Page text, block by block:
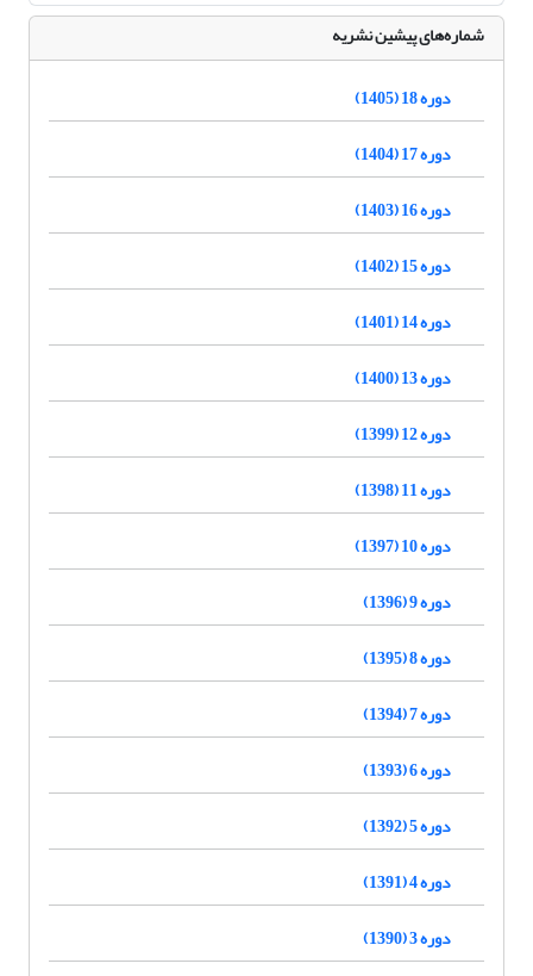
شماره‌های پیشین نشریه
دوره 18 (1405)
دوره 17 (1404)
دوره 16 (1403)
دوره 15 (1402)
دوره 14 (1401)
دوره 13 (1400)
دوره 12 (1399)
دوره 11 (1398)
دوره 10 (1397)
دوره 9 (1396)
دوره 8 (1395)
دوره 7 (1394)
دوره 6 (1393)
دوره 5 (1392)
دوره 4 (1391)
دوره 3 (1390)